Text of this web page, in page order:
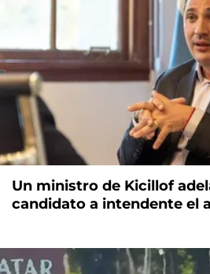
Un ministro de Kicillof
candidato a intendente el